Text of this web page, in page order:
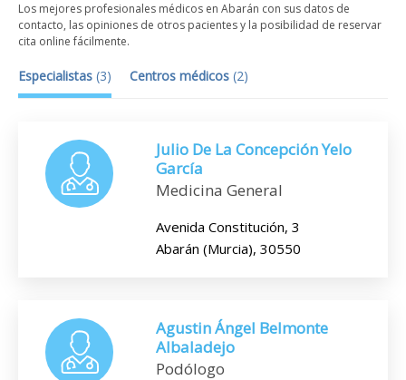
Los mejores profesionales médicos en Abarán con sus datos de
contacto, las opiniones de otros pacientes y la posibilidad de reservar
cita online fácilmente.
Especialistas (3) Centros médicos (2)
Julio De La Concepción Yelo
García
Medicina General
Avenida Constitución, 3
Abarán (Murcia), 30550
Agustin Ángel Belmonte
Albaladejo
Podólogo